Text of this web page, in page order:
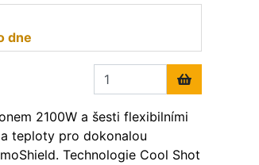
dne
2100W a šesti flexibilními
teploty pro dokonalou
Technologie Cool Shot